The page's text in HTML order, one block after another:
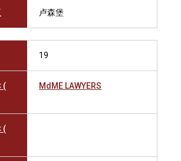
卢森堡
19
(
MdME LAWYERS
(